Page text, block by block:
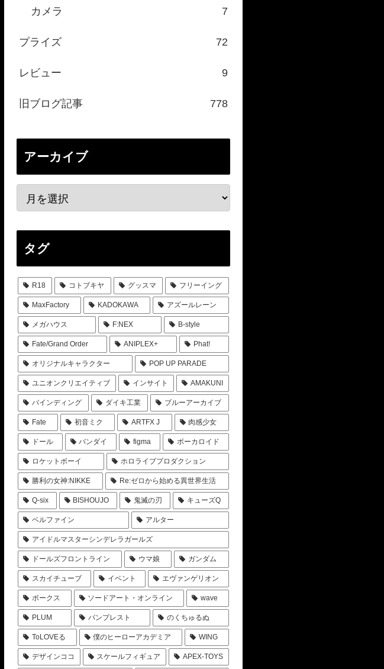
カメラ 7
プライズ 72
レビュー 9
旧ブログ記事 778
アーカイブ
タグ
R18 コトブキヤ グッスマ フリーイング
MaxFactory KADOKAWA アズールレーン
メガハウス F:NEX B-style
Fate/Grand Order ANIPLEX+ Phat!
オリジナルキャラクター POP UP PARADE
ユニオンクリエイティブ インサイト AMAKUNI
バインディング ダイキ工業 ブルーアーカイブ
Fate 初音ミク ARTFX J 肉感少女
ドール バンダイ figma ボーカロイド
ロケットボーイ ホロライブプロダクション
勝利の女神:NIKKE Re:ゼロから始める異世界生活
Q-six BISHOUJO 鬼滅の刃 キューズQ
ベルファイン アルター
アイドルマスターシンデレラガールズ
ドールズフロントライン ウマ娘 ガンダム
スカイチューブ イベント エヴァンゲリオン
ボークス ソードアート・オンライン wave
PLUM バンプレスト のくちゅるぬ
ToLOVEる 僕のヒーローアカデミア WING
デザインココ スケールフィギュア APEX-TOYS